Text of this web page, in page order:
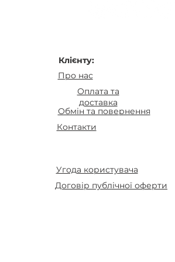
Клієнту:
Про нас
Оплата та
доставка
Обмін та повернення
Контакти
Угода користувача
Договір публічної оферти